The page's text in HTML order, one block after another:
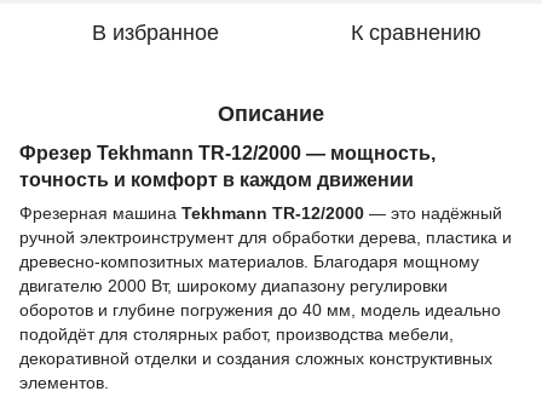
В избранное К сравнению
Описание
Фрезер Tekhmann TR-12/2000 — мощность,
точность и комфорт в каждом движении
Фрезерная машина Tekhmann TR-12/2000 — это надёжный
ручной электроинструмент для обработки дерева, пластика и
древесно-композитных материалов. Благодаря мощному
двигателю 2000 Вт, широкому диапазону регулировки
оборотов и глубине погружения до 40 мм, модель идеально
подойдёт для столярных работ, производства мебели,
декоративной отделки и создания сложных конструктивных
элементов.